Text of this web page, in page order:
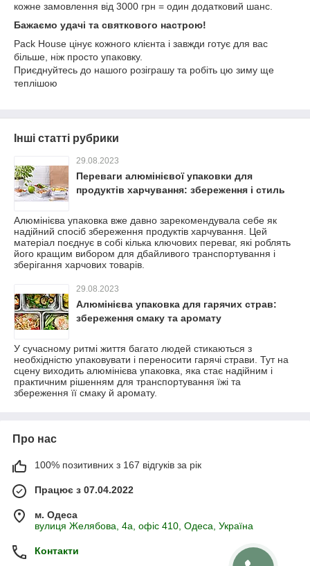
кожне замовлення від 3000 грн = один додатковий шанс.
Бажаємо удачі та святкового настрою!
Pack House цінує кожного клієнта і завжди готує для вас
більше, ніж просто упаковку.
Приєднуйтесь до нашого розіграшу та робіть цю зиму ще
теплішою
Інші статті рубрики
29.08.2023
Переваги алюмінієвої упаковки для
продуктів харчування: збереження і стиль
Алюмінієва упаковка вже давно зарекомендувала себе як
надійний спосіб збереження продуктів харчування. Цей
матеріал поєднує в собі кілька ключових переваг, які роблять
його кращим вибором для дбайливого транспортування і
зберігання харчових товарів.
29.08.2023
Алюмінієва упаковка для гарячих страв:
збереження смаку та аромату
У сучасному ритмі життя багато людей стикаються з
необхідністю упаковувати і переносити гарячі страви. Тут на
сцену виходить алюмінієва упаковка, яка стає надійним і
практичним рішенням для транспортування їжі та
збереження її смаку й аромату.
Про нас
100% позитивних з 167 відгуків за рік
Працює з 07.04.2022
м. Одеса
вулиця Желябова, 4а, офіс 410, Одеса, Україна
Контакти